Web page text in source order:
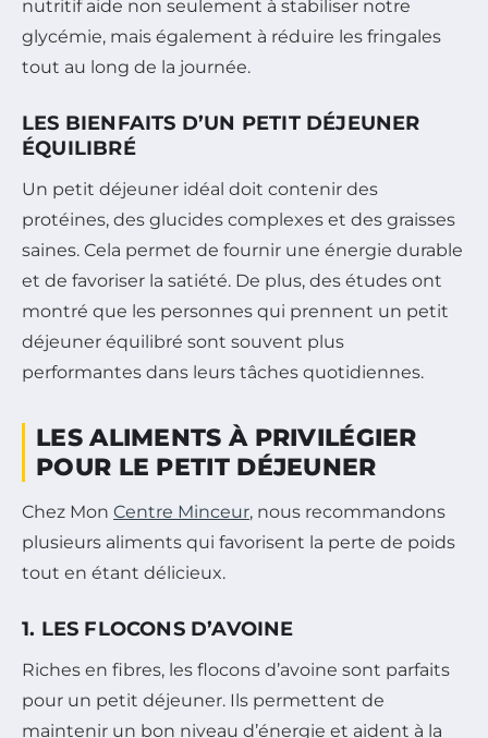
nutritif aide non seulement à stabiliser notre
glycémie, mais également à réduire les fringales
tout au long de la journée.
LES BIENFAITS D’UN PETIT DÉJEUNER
ÉQUILIBRÉ
Un petit déjeuner idéal doit contenir des
protéines, des glucides complexes et des graisses
saines. Cela permet de fournir une énergie durable
et de favoriser la satiété. De plus, des études ont
montré que les personnes qui prennent un petit
déjeuner équilibré sont souvent plus
performantes dans leurs tâches quotidiennes.
LES ALIMENTS À PRIVILÉGIER
POUR LE PETIT DÉJEUNER
Chez Mon Centre Minceur, nous recommandons
plusieurs aliments qui favorisent la perte de poids
tout en étant délicieux.
1. LES FLOCONS D’AVOINE
Riches en fibres, les flocons d’avoine sont parfaits
pour un petit déjeuner. Ils permettent de
maintenir un bon niveau d’énergie et aident à la